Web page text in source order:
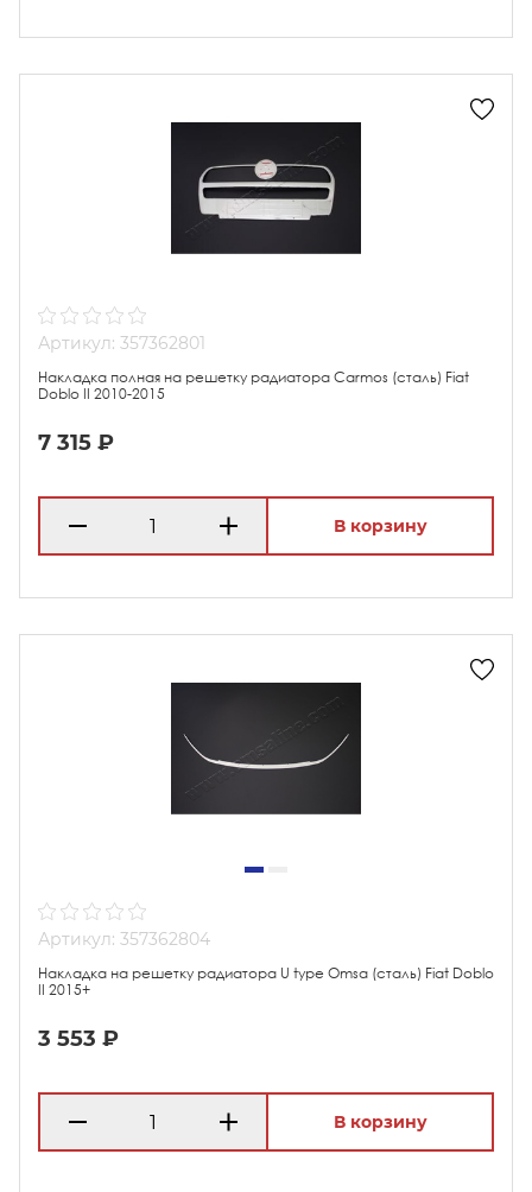
Артикул: 357362801
Накладка полная на решетку радиатора Carmos (сталь) Fiat
Doblo II 2010-2015
7 315 ₽
В корзину
Артикул: 357362804
Накладка на решетку радиатора U type Omsa (сталь) Fiat Doblo
II 2015+
3 553 ₽
В корзину